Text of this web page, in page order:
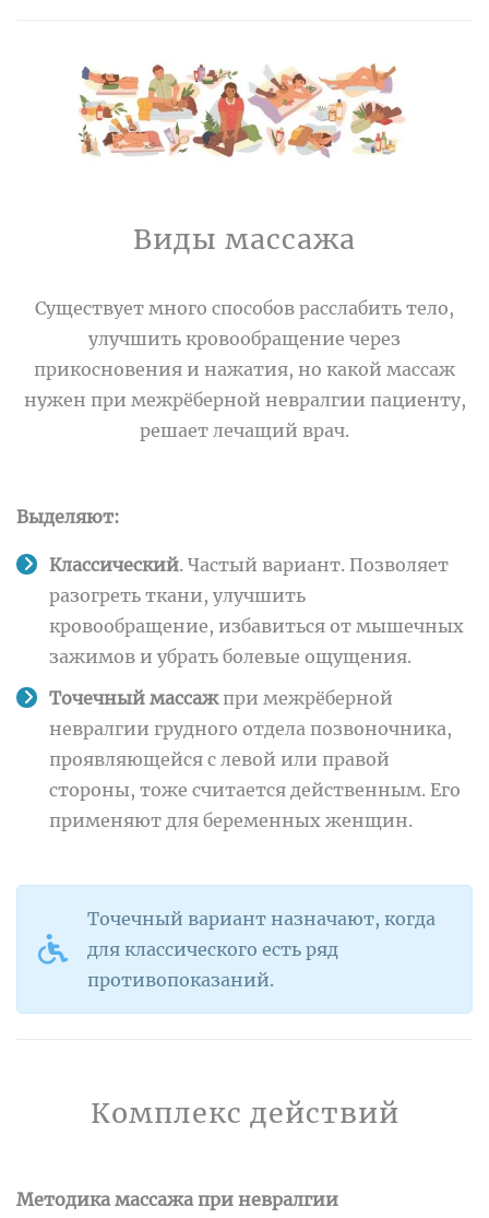
Виды массажа
Существует много способов расслабить тело,
улучшить кровообращение через
прикосновения и нажатия, но какой массаж
нужен при межрёберной невралгии пациенту,
решает лечащий врач.
Выделяют:
Классический. Частый вариант. Позволяет
разогреть ткани, улучшить
кровообращение, избавиться от мышечных
зажимов и убрать болевые ощущения.
Точечный массажпри межрёберной
невралгии грудного отдела позвоночника,
проявляющейся с левой или правой
стороны, тоже считается действенным. Его
применяют для беременных женщин.
Точечный вариант назначают, когда
для классического есть ряд
противопоказаний.
Комплекс действий
Методика массажа при невралгии